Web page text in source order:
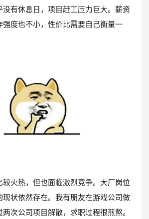
有休息日，项目赶工压力巨大。薪资
强度也不小，性价比需要自己衡量一
火热，但也面临激烈竞争。大厂岗位
现状依然存在。我有朋友在游戏公司做
次公司项目解散，求职过程很煎熬。